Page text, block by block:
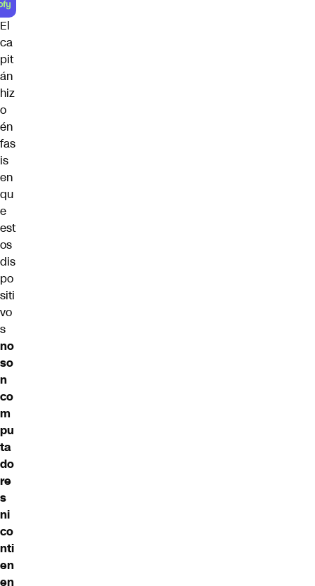
El
ca
pit
án
hiz
o
én
fas
is
en
qu
e
est
os
dis
po
siti
vo
s
no
so
n
co
m
pu
ta
do
re
s
ni
co
nti
en
en